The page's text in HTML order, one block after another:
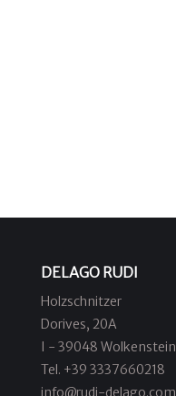
DELAGO RUDI
Holzschnitzer
Dorives, 20A
I - 39048 Wolkenstein
Tel. +39 3337660218
info@rudi-delago.com